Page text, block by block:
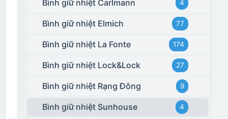
Bình giữ nhiệt Carlmann 4
Bình giữ nhiệt Elmich 77
Bình giữ nhiệt La Fonte 174
Bình giữ nhiệt Lock&Lock 27
Bình giữ nhiệt Rạng Đông 9
Bình giữ nhiệt Sunhouse 4